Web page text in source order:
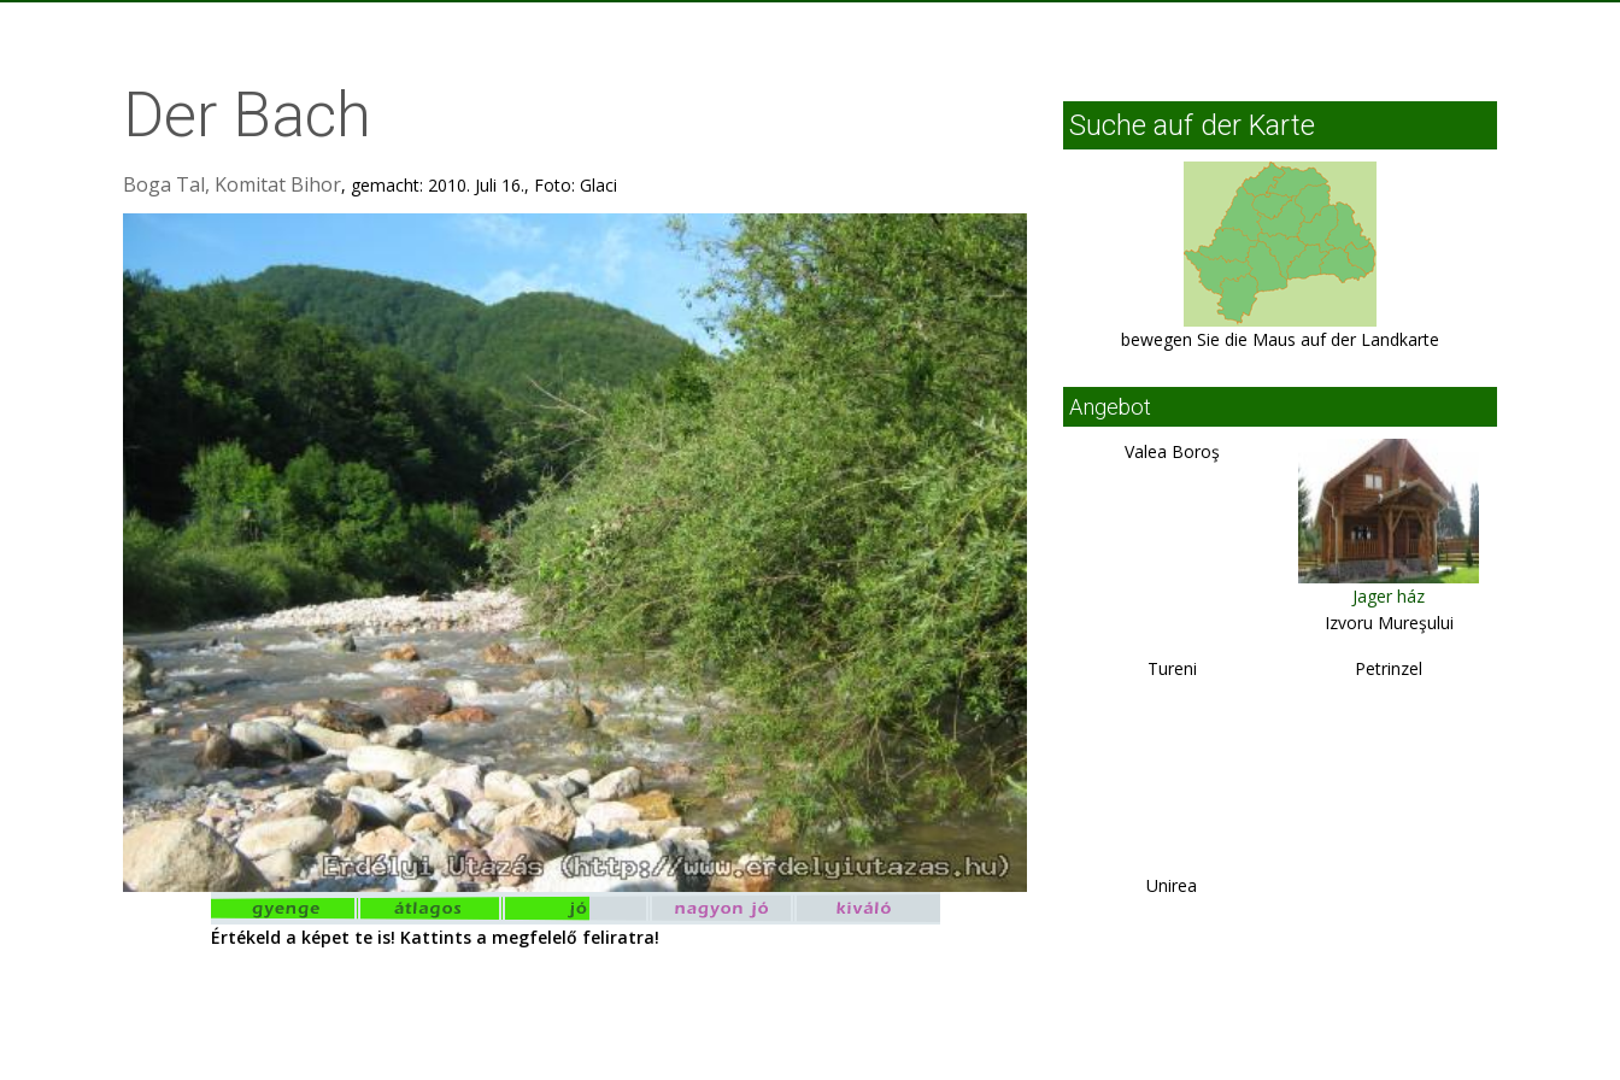
Der Bach
Boga Tal, Komitat Bihor, gemacht: 2010. Juli 16., Foto: Glaci
Értékeld a képet te is! Kattints a megfelelő feliratra!
Suche auf der Karte
bewegen Sie die Maus auf der Landkarte
Angebot
Valea Boroş
Jager ház
Izvoru Mureşului
Tureni
Petrinzel
Unirea